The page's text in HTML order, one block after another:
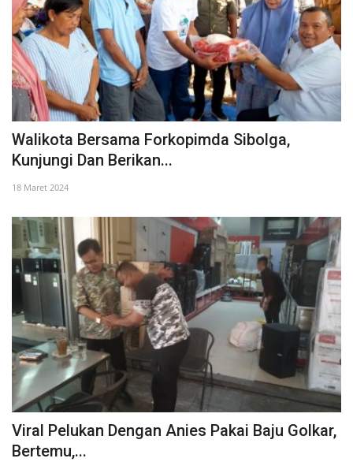
Walikota Bersama Forkopimda Sibolga,
Kunjungi Dan Berikan...
18 Maret 2024
Viral Pelukan Dengan Anies Pakai Baju Golkar,
Bertemu,...